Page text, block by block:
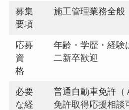
募集
要項
施工管理業務全般
応募
資
格
年齢・学歴・経験
二新卒歓迎
必要
な経
普通自動車免許（
免許取得応援相談